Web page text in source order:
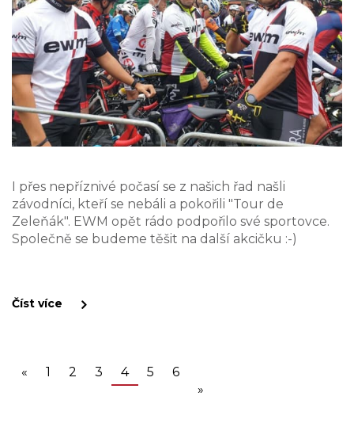
I přes nepříznivé počasí se z našich řad našli
závodníci, kteří se nebáli a pokořili "Tour de
Zeleňák". EWM opět rádo podpořilo své sportovce.
Společně se budeme těšit na další akcičku :-)
Číst více
« 1 2 3 4(current)
5
6
»